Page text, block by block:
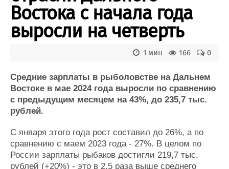
Рыболовство
ВМФ
Яхты и катера
Еще
Пульс
Новости
Компании
Репутация
Крюинг
Журнал
Реклама
Доска объявлений
Продажа флота
Оборудование
Услуги
Востока с начала года
выросли на четверть
0
166
1 мин
Средние зарплаты в рыболовстве на Дальнем
Востоке в мае 2024 года выросли по сравнению
с предыдущим месяцем на 43%, до 235,7 тыс.
рублей.
С января этого года рост составил до 26%, а по
сравнению с маем 2023 года - 27%. В целом по
России зарплаты рыбаков достигли 219,7 тыс.
рублей (+20%) - это в 2,5 раза выше среднего